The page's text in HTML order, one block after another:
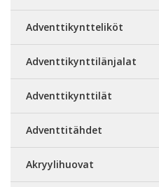
Adventtikyntteliköt
Adventtikynttilänjalat
Adventtikynttilät
Adventtitähdet
Akryylihuovat